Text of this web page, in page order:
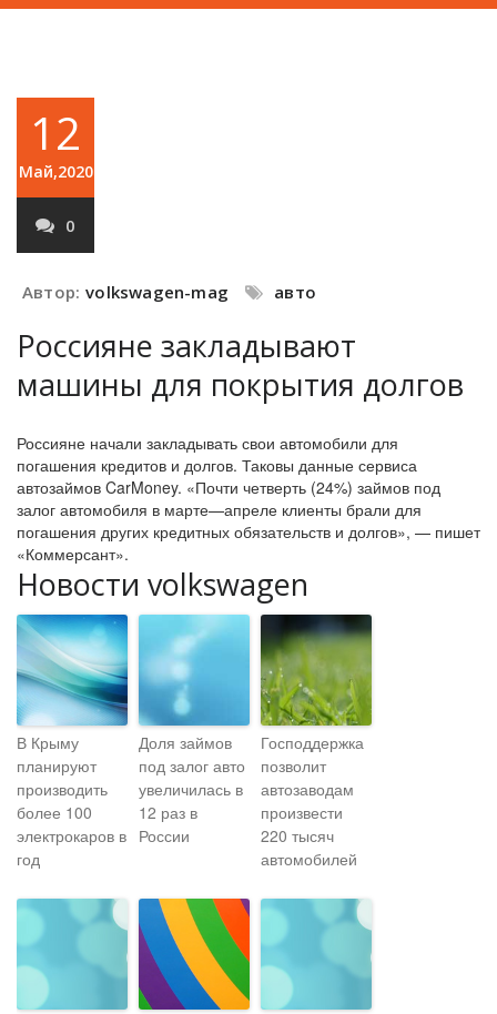
12
Май,2020
0
Автор: volkswagen-mag авто
Россияне закладывают
машины для покрытия долгов
Россияне начали закладывать свои автомобили для
погашения кредитов и долгов. Таковы данные сервиса
автозаймов CarMoney. «Почти четверть (24%) займов под
залог автомобиля в марте—апреле клиенты брали для
погашения других кредитных обязательств и долгов», — пишет
«Коммерсант».
Новости volkswagen
В Крыму
планируют
производить
более 100
электрокаров в
год
Доля займов
под залог авто
увеличилась в
12 раз в
России
Господдержка
позволит
автозаводам
произвести
220 тысяч
автомобилей